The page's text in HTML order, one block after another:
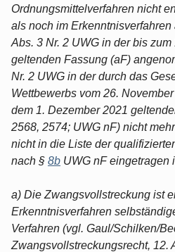
Ordnungsmittelverfahren nicht
als noch im
Abs. 3 Nr. 2 UWG in der bis
geltenden Fassung (aF)
Nr. 2 UWG in der durch das
Wettbewerbs vom 26.
dem 1. Dezember 2021
2568, 2574; UWG nF) nicht
nicht in die Liste der
nach § 8b UWG nF eingetragen
a) Die Zwangsvollstreckung ist
Erkenntnisverfahren
Verfahren (vgl. Gaul/Schilken/
Zwangsvollstreckungsrecht, 12.